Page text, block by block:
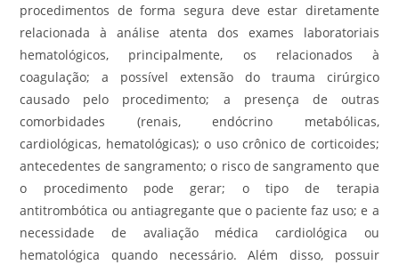
procedimentos de forma segura deve estar diretamente
relacionada à análise atenta dos exames laboratoriais
hematológicos, principalmente, os relacionados à
coagulação; a possível extensão do trauma cirúrgico
causado pelo procedimento; a presença de outras
comorbidades (renais, endócrino metabólicas,
cardiológicas, hematológicas); o uso crônico de corticoides;
antecedentes de sangramento; o risco de sangramento que
o procedimento pode gerar; o tipo de terapia
antitrombótica ou antiagregante que o paciente faz uso; e a
necessidade de avaliação médica cardiológica ou
hematológica quando necessário. Além disso, possuir